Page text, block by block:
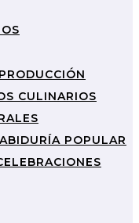
CULINARIOS
POPULAR